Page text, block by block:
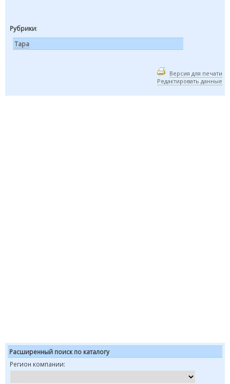
Рубрики:
Тара
Версия для печати
Редактировать данные
Расширенный поиск по каталогу
Регион компании: